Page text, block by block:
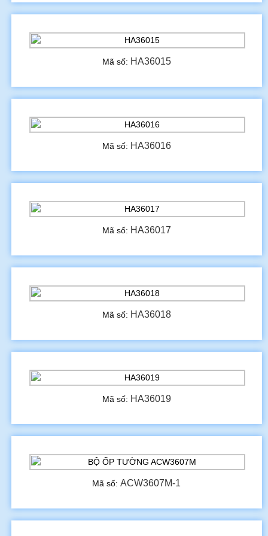
Mã số: HA36015
Mã số: HA36016
Mã số: HA36017
Mã số: HA36018
Mã số: HA36019
Mã số:ACW3607M-1